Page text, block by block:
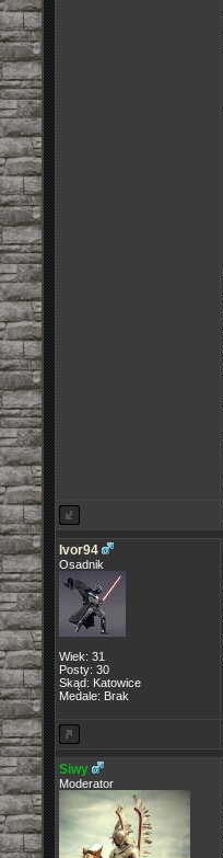
Ivor94
Osadnik
Wiek: 31
Posty: 30
Skąd: Katowice
Medale: Brak
Siwy
Moderator